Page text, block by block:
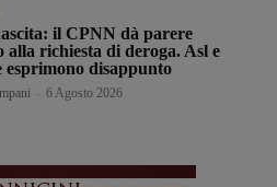
il CPNN dà parere
alla richiesta di deroga. Asl e
esprimono disappunto
6 Agosto 2026